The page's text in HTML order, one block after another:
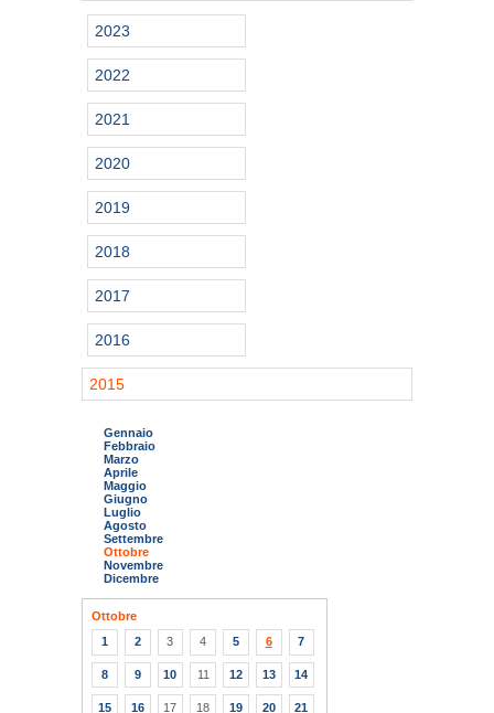
2023
2022
2021
2020
2019
2018
2017
2016
2015
Gennaio
Febbraio
Marzo
Aprile
Maggio
Giugno
Luglio
Agosto
Settembre
Ottobre
Novembre
Dicembre
Ottobre
1
2 3 4 5 6 7
8 9 10 11 12 13 14
15 16 17 18 19 20 21